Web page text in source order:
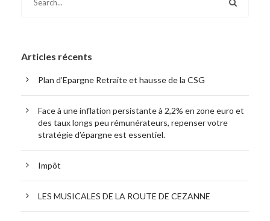
Articles récents
Plan d’Epargne Retraite et hausse de la CSG
Face à une inflation persistante à 2,2% en zone euro et
des taux longs peu rémunérateurs, repenser votre
stratégie d’épargne est essentiel.
Impôt
LES MUSICALES DE LA ROUTE DE CEZANNE